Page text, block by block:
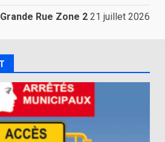
Rue Zone 2 21 juillet 2026